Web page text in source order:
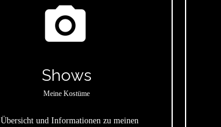
photo_camera
Shows
Meine Kostüme
Übersicht und Informationen zu meinen